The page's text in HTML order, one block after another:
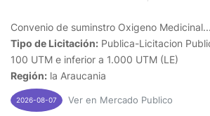
Convenio de suminstro Oxigeno Medicinal...
Tipo de Licitación: Publica-Licitacion
100 UTM e inferior a 1.000 UTM (LE)
Región: la Araucania
2026-08-07 Ver en Mercado Publico